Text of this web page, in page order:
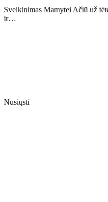
Sveikinimas Mamytei Ačiū už
ir…
Nusiųsti